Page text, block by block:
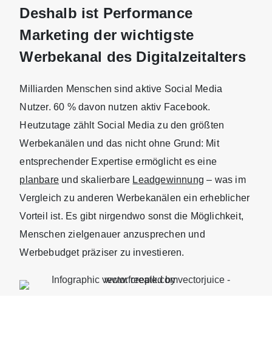
Deshalb ist Performance
Marketing der wichtigste
Werbekanal des Digitalzeitalters
Milliarden Menschen sind aktive Social Media
Nutzer. 60 % davon nutzen aktiv Facebook.
Heutzutage zählt Social Media zu den größten
Werbekanälen und das nicht ohne Grund: Mit
entsprechender Expertise ermöglicht es eine
planbare und skalierbare Leadgewinnung – was im
Vergleich zu anderen Werbekanälen ein erheblicher
Vorteil ist. Es gibt nirgendwo sonst die Möglichkeit,
Menschen zielgenauer anzusprechen und
Werbebudget präziser zu investieren.